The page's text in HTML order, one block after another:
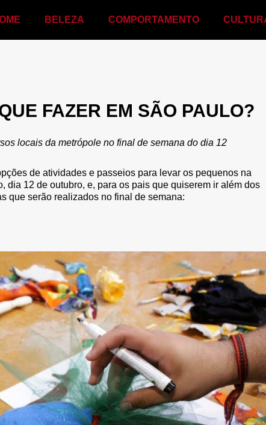
BELEZA COMPORTAMENTO
FAZER EM SÃO PAULO?
locais da metrópole no final de semana do dia 12
de atividades e passeios para levar os pequenos na
dia 12 de outubro, e, para os pais que quiserem ir além dos
que serão realizados no final de semana: